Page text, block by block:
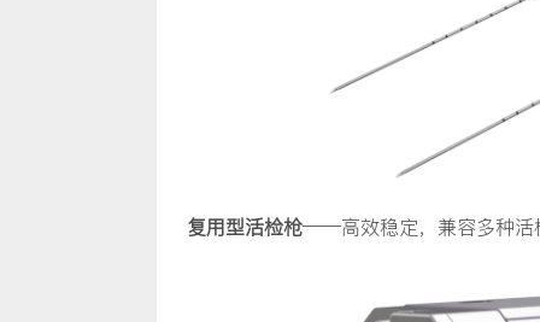
复用型活检枪——高效稳定，兼容多种活